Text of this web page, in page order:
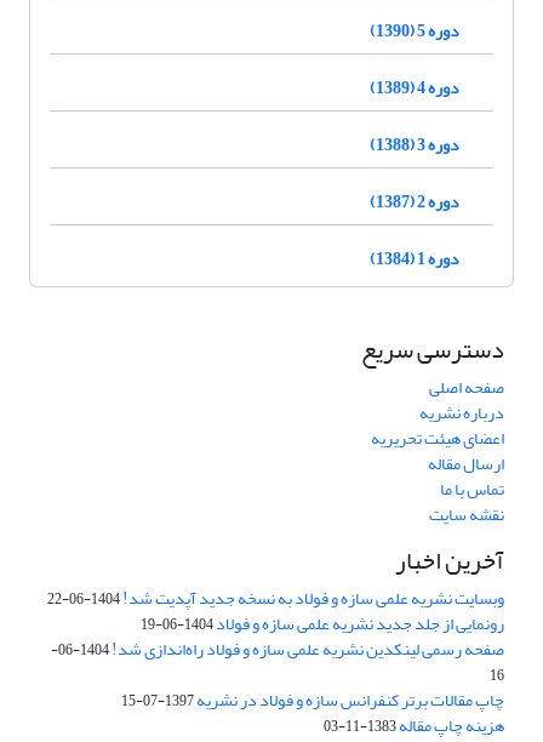
دوره 5 (1390)
دوره 4 (1389)
دوره 3 (1388)
دوره 2 (1387)
دوره 1 (1384)
دسترسی سریع
صفحه اصلی
درباره نشریه
اعضای هیئت تحریریه
ارسال مقاله
تماس با ما
نقشه سایت
آخرین اخبار
وبسایت نشریه علمی سازه و فولاد به نسخه جدید آپدیت شد!1404-06-22
رونمایی از جلد جدید نشریه علمی سازه و فولاد1404-06-19
صفحه رسمی لینکدین نشریه علمی سازه و فولاد راه‌اندازی شد!
1404-06-
16
چاپ مقالات برتر کنفرانس سازه و فولاد در نشریه1397-07-15
هزینه چاپ مقاله1383-11-03